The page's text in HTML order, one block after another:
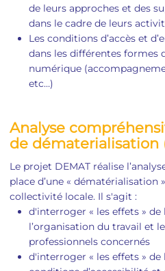
de leurs approches et des
dans le cadre de leurs
Les conditions d’accès et
dans les différentes formes
numérique
etc…)
Analyse
de dématerialisation
Le projet DEMAT réalise
place d’une « dématérialisation
collectivité locale. Il s'agit :
d'interroger « les effets »
l’organisation du travail et
professionnels concernés
d'interroger « les effets »